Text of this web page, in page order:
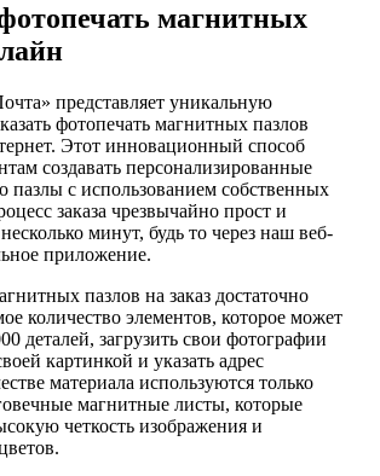
магнитных
представляет уникальную
фотопечать магнитных пазлов
Этот инновационный способ
создавать персонализированные
пазлы с использованием собственных
заказа чрезвычайно прост и
минут, будь то через наш веб-
приложение.
пазлов на заказ достаточно
количество элементов, которое может
деталей, загрузить свои фотографии
картинкой и указать адрес
материала используются только
магнитные листы, которые
четкость изображения и